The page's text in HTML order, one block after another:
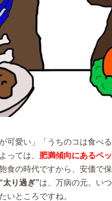
可愛い」「うちのコは食べ
っては、 肥満傾向にあるペ
食の時代ですから、安価で
“太り過ぎ”は、万病の元。い
いところですね。